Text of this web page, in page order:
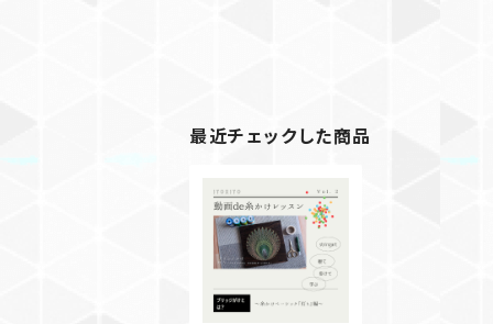
最近チェックした商品